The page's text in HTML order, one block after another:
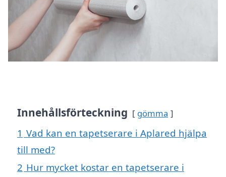
Innehållsförteckning gömma
1 Vad kan en tapetserare i Aplared hjälpa
till med?
2 Hur mycket kostar en tapetserare i